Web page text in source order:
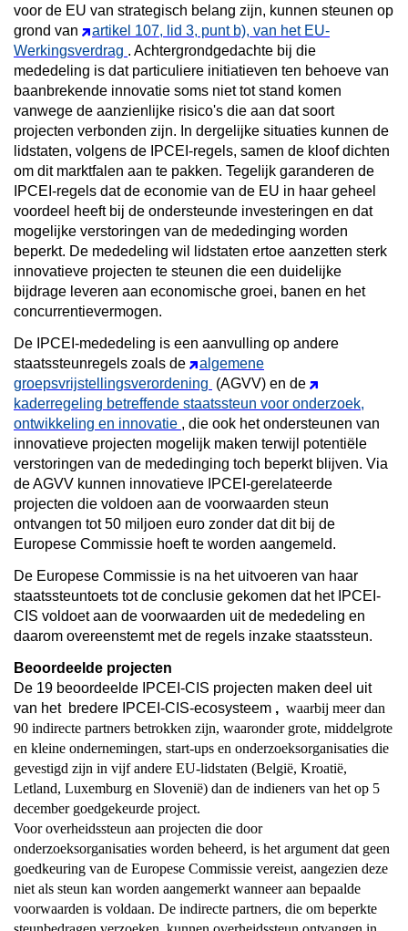
voor de EU van strategisch belang zijn, kunnen steunen op
grond van
artikel 107, lid 3, punt b), van het EU-
Werkingsverdrag . Achtergrondgedachte bij die
mededeling is dat particuliere initiatieven ten behoeve van
baanbrekende innovatie soms niet tot stand komen
vanwege de aanzienlijke risico's die aan dat soort
projecten verbonden zijn. In dergelijke situaties kunnen de
lidstaten, volgens de IPCEI-regels, samen de kloof dichten
om dit marktfalen aan te pakken. Tegelijk garanderen de
IPCEI-regels dat de economie van de EU in haar geheel
voordeel heeft bij de ondersteunde investeringen en dat
mogelijke verstoringen van de mededinging worden
beperkt. De mededeling wil lidstaten ertoe aanzetten sterk
innovatieve projecten te steunen die een duidelijke
bijdrage leveren aan economische groei, banen en het
concurrentievermogen.
De IPCEI-mededeling is een aanvulling op andere
staatssteunregels zoals de
algemene
groepsvrijstellingsverordening (AGVV) en de
kaderregeling betreffende staatssteun voor onderzoek,
ontwikkeling en innovatie , die ook het ondersteunen van
innovatieve projecten mogelijk maken terwijl potentiële
verstoringen van de mededinging toch beperkt blijven. Via
de AGVV kunnen innovatieve IPCEI-gerelateerde
projecten die voldoen aan de voorwaarden steun
ontvangen tot 50 miljoen euro zonder dat dit bij de
Europese Commissie hoeft te worden aangemeld.
De Europese Commissie is na het uitvoeren van haar
staatssteuntoets tot de conclusie gekomen dat het IPCEI-
CIS voldoet aan de voorwaarden uit de mededeling en
daarom overeenstemt met de regels inzake staatssteun.
Beoordeelde projecten
De 19 beoordeelde IPCEI-CIS projecten maken deel uit
van het bredere IPCEI-CIS-ecosysteem , waarbij meer dan
90 indirecte partners betrokken zijn, waaronder grote, middelgrote
en kleine ondernemingen, start-ups en onderzoeksorganisaties die
gevestigd zijn in vijf andere EU-lidstaten (België, Kroatië,
Letland, Luxemburg en Slovenië) dan de indieners van het op 5
december goedgekeurde project.
Voor overheidssteun aan projecten die door
onderzoeksorganisaties worden beheerd, is het argument dat geen
goedkeuring van de Europese Commissie vereist, aangezien deze
niet als steun kan worden aangemerkt wanneer aan bepaalde
voorwaarden is voldaan. De indirecte partners, die om beperkte